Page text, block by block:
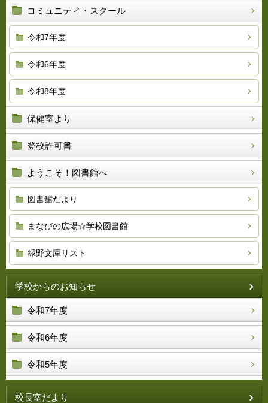
コミュニティ・スクール
令和7年度
令和6年度
令和8年度
保健室より
登校許可書
ようこそ！図書館へ
図書館だより
まなびの広場☆学校図書館
緑野文庫リスト
学校からのお知らせ
令和7年度
令和6年度
令和5年度
校長室だより